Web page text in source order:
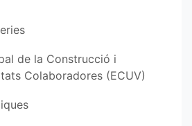
de la Construcció i
Colaboradores (ECUV)